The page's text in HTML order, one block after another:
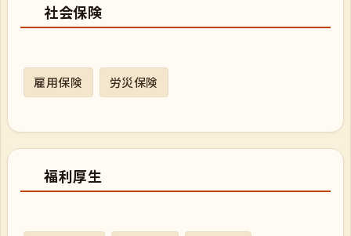
社会保険
雇用保険 労災保険
福利厚生